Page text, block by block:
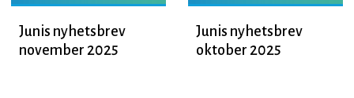
Junis nyhetsbrev
november 2025
Junis nyhetsbrev
oktober 2025